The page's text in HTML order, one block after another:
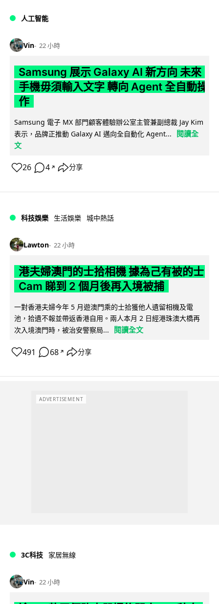
人工智能
Vin 22 小時
Samsung 展示 Galaxy AI 新方向 未來
手機毋須輸入文字 轉向 Agent 全自動操
作
Samsung 電子 MX 部門顧客體驗辦公室主管兼副總裁 Jay Kim
表示，品牌正推動 Galaxy AI 邁向全自動化 Agent...
閱讀全
文
26 4 ↗ 分享
科技娛樂 生活娛樂 城中熱話
Lawton 22 小時
港夫婦澳門的士拾相機 據為己有被的士
Cam 睇到 2 個月後再入境被捕
一對香港夫婦今年 5 月遊澳門乘的士拾獲他人遺留相機及電
池，拾遺不報並帶返香港自用。兩人本月 2 日經港珠澳大橋再
次入境澳門時，被治安警察局...
閱讀全文
491 68 ↗ 分享
ADVERTISEMENT
3C科技 家居無線
Vin 22 小時